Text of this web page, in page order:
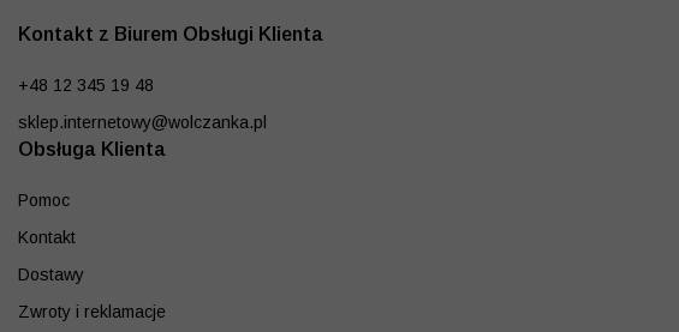
Kontakt z Biurem Obsługi Klienta
+48 12 345 19 48
sklep.internetowy@wolczanka.pl
Obsługa Klienta
Pomoc
Kontakt
Dostawy
Zwroty i reklamacje